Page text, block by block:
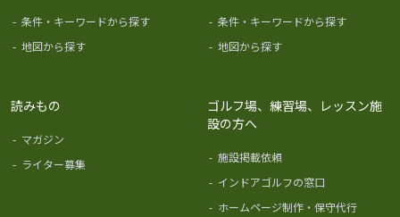
- 条件・キーワードから探す
- 地図から探す
- 条件・キーワードから探す
- 地図から探す
読みもの
- マガジン
- ライター募集
ゴルフ場、練習場、レッスン施
設の方へ
- 施設掲載依頼
- インドアゴルフの窓口
- ホームページ制作・保守代行